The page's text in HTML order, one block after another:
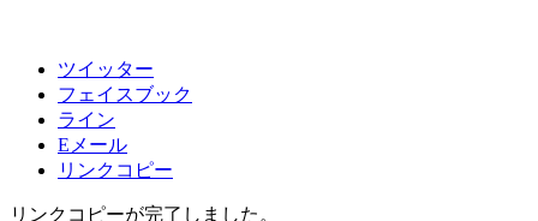
ツイッター
フェイスブック
ライン
Eメール
リンクコピー
リンクコピーが完了しました。